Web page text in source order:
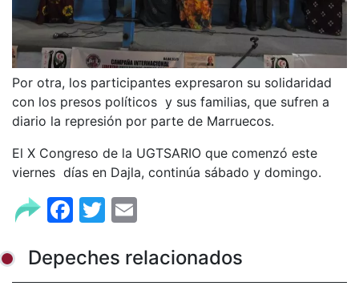
Por otra, los participantes expresaron su solidaridad
con los presos políticos y sus familias, que sufren a
diario la represión por parte de Marruecos.
El X Congreso de la UGTSARIO que comenzó este
viernes días en Dajla, continúa sábado y domingo.
Facebook
Twitter
Depeches relacionados